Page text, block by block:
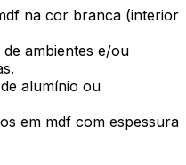
na cor branca (interior
ambientes e/ou
alumínio ou
em mdf com espessura